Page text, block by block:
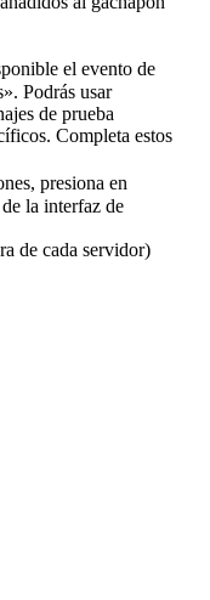
el evento de
Podrás usar
de prueba
Completa estos
presiona en
la interfaz de
de cada servidor)